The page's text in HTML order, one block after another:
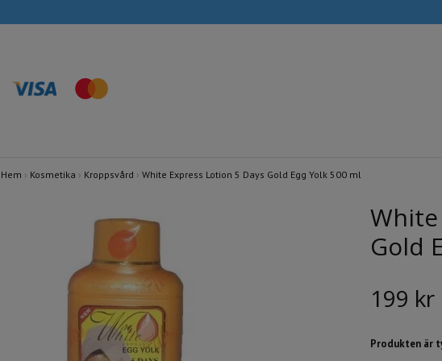
Hem › Kosmetika › Kroppsvård › White Express Lotion 5 Days Gold Egg Yolk 500 ml
Gold
199 kr
Produkten är